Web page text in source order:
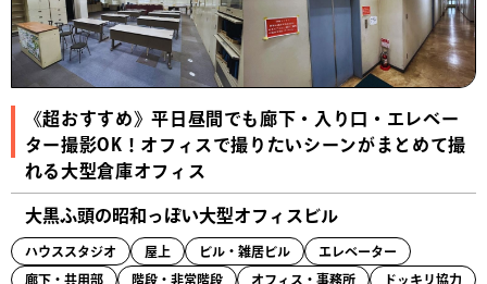
《超おすすめ》平日昼間でも廊下・入り口・エレベー
ター撮影OK！オフィスで撮りたいシーンがまとめて撮
れる大型倉庫オフィス
大黒ふ頭の昭和っぽい大型オフィスビル
ハウススタジオ 屋上 ビル・雑居ビル エレベーター
廊下・共用部 階段・非常階段 オフィス・事務所 ドッキリ協力